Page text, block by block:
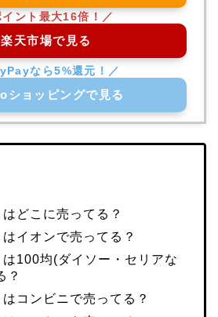
楽天市場で見る
ショッピングで見る
どこに売ってる？
イオンで売ってる？
100均(ダイソー・セリアな
？
コンビニで売ってる？